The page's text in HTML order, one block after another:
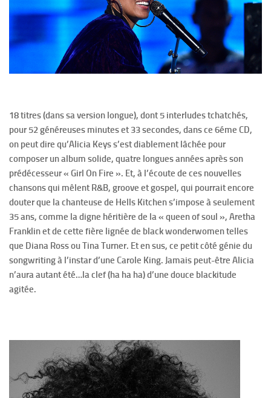
18 titres (dans sa version longue), dont 5 interludes tchatchés,
pour 52 généreuses minutes et 33 secondes, dans ce 6éme CD,
on peut dire qu’Alicia Keys s’est diablement lâchée pour
composer un album solide, quatre longues années après son
prédécesseur « Girl On Fire ». Et, à l’écoute de ces nouvelles
chansons qui mêlent R&B, groove et gospel, qui pourrait encore
douter que la chanteuse de Hells Kitchen s’impose à seulement
35 ans, comme la digne héritière de la « queen of soul », Aretha
Franklin et de cette fière lignée de black wonderwomen telles
que Diana Ross ou Tina Turner. Et en sus, ce petit côté génie du
songwriting à l’instar d’une Carole King. Jamais peut-être Alicia
n’aura autant été…la clef (ha ha ha) d’une douce blackitude
agitée.